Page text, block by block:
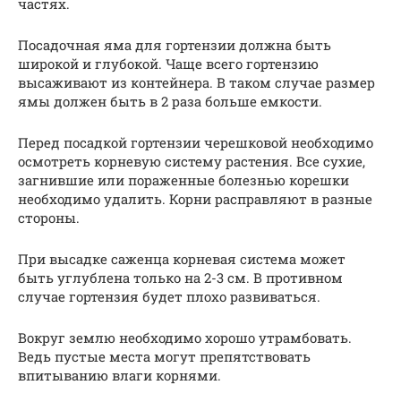
Посадочная яма для гортензии должна быть
широкой и глубокой. Чаще всего гортензию
высаживают из контейнера. В таком случае размер
ямы должен быть в 2 раза больше емкости.
Перед посадкой гортензии черешковой необходимо
осмотреть корневую систему растения. Все сухие,
загнившие или пораженные болезнью корешки
необходимо удалить. Корни расправляют в разные
стороны.
При высадке саженца корневая система может
быть углублена только на 2-3 см. В противном
случае гортензия будет плохо развиваться.
Вокруг землю необходимо хорошо утрамбовать.
Ведь пустые места могут препятствовать
впитыванию влаги корнями.